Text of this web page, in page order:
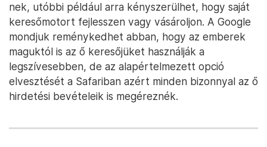
nek, utóbbi például arra kényszerülhet, hogy saját
keresőmotort fejlesszen vagy vásároljon. A Google
mondjuk reménykedhet abban, hogy az emberek
maguktól is az ő keresőjüket használják a
legszívesebben, de az alapértelmezett opció
elvesztését a Safariban azért minden bizonnyal az ő
hirdetési bevételeik is megéreznék.